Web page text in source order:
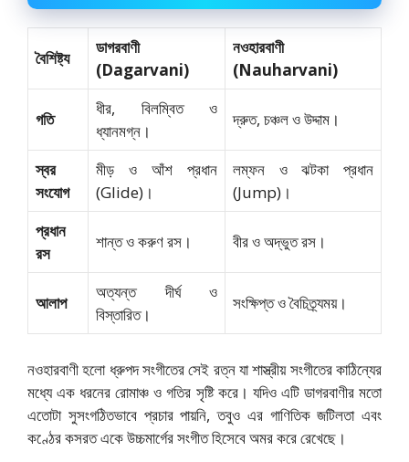
বৈশিষ্ট্য
ডাগরবাণী
(Dagarvani)
নওহারবাণী
(Nauharvani)
গতি
ধীর, বিলম্বিত ও
ধ্যানমগ্ন।
দ্রুত, চঞ্চল ও উদ্দাম।
স্বর
সংযোগ
মীড় ও আঁশ প্রধান
(Glide)।
লম্ফন ও ঝটকা প্রধান
(Jump)।
প্রধান
রস
শান্ত ও করুণ রস। বীর ও অদ্ভুত রস।
আলাপ
অত্যন্ত দীর্ঘ ও
বিস্তারিত।
সংক্ষিপ্ত ও বৈচিত্র্যময়।
নওহারবাণী হলো ধ্রুপদ সংগীতের সেই রত্ন যা শাস্ত্রীয় সংগীতের কাঠিন্যের
মধ্যে এক ধরনের রোমাঞ্চ ও গতির সৃষ্টি করে। যদিও এটি ডাগরবাণীর মতো
এতোটা সুসংগঠিতভাবে প্রচার পায়নি, তবুও এর গাণিতিক জটিলতা এবং
কণ্ঠের কসরত একে উচ্চমার্গের সংগীত হিসেবে অমর করে রেখেছে।